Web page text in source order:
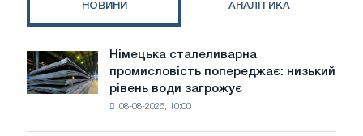
НОВИНИ АНАЛІТИКА
Німецька
сталеливарна
промисловість
Німецька сталеливарна
промисловість попереджає: низький
рівень води загрожує
08-08-2026, 10:00